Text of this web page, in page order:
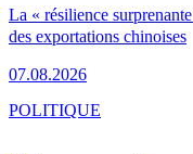
La « résilience
des exportations chinoises
07.08.2026
POLITIQUE